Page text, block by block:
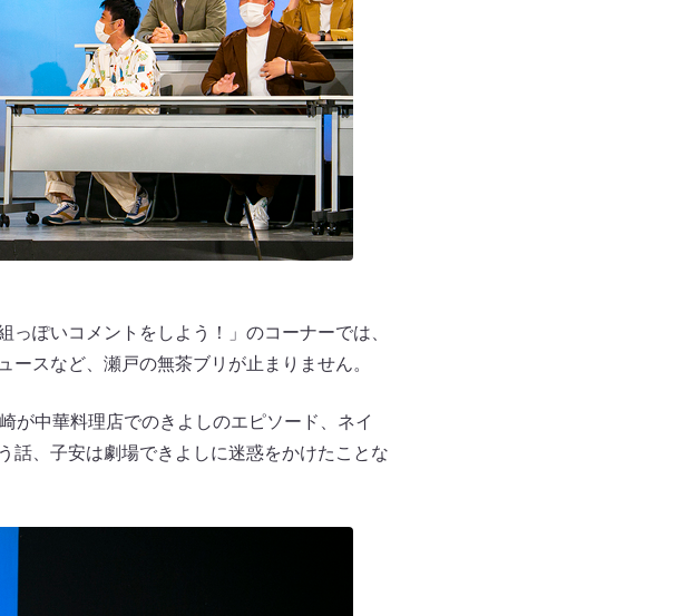
ぽいコメントをしよう！」のコーナーでは、
スなど、瀬戸の無茶ブリが止まりません。
が中華料理店でのきよしのエピソード、ネイ
話、子安は劇場できよしに迷惑をかけたことな